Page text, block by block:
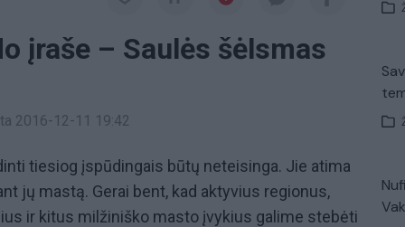
įraše – Saulės šėlsmas
2016-12-11 19:42
tiesiog įspūdingais būtų neteisinga. Jie atima
jų mastą. Gerai bent, kad aktyvius regionus,
ir kitus milžiniško masto įvykius galime stebėti